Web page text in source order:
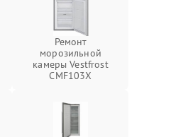
Ремонт
морозильной
камеры Vestfrost
CMF103X